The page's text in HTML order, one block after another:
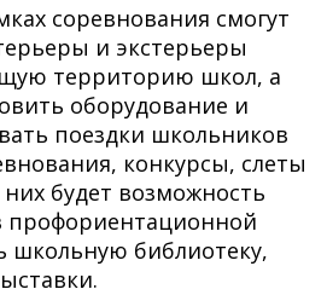
соревнования смогут
и экстерьеры
территорию школ, а
оборудование и
поездки школьников
конкурсы, слеты
будет возможность
профориентационной
школьную библиотеку,